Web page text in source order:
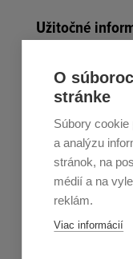
Užitočné
Nákup v
Zákaznícky
Prihláste sa k
osoby staršie ako 16
O
stránke
Súbory
a analýzu
stránok, na
médií a na
reklám.
Viac informácií